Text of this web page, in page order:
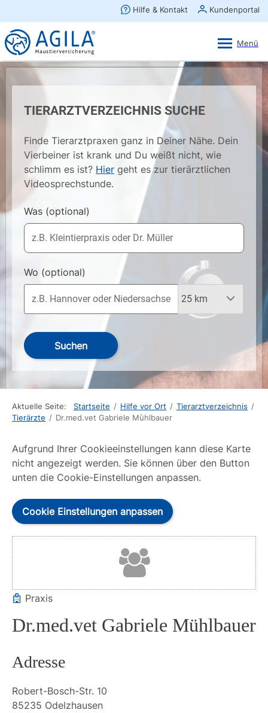
TIERARZTVERZEICHNIS SUCHE
Finde Tierarztpraxen ganz in Deiner Nähe. Dein
Vierbeiner ist krank und Du weißt nicht, wie
schlimm es ist? Hier geht es zur tierärztlichen
Videosprechstunde.
Was (optional)
Wo (optional)
Suchen
Aktuelle Seite: Startseite / Hilfe vor Ort / Tierarztverzeichnis /
Tierärzte / Dr.med.vet Gabriele Mühlbauer
Aufgrund Ihrer Cookieeinstellungen kann diese Karte
nicht angezeigt werden. Sie können über den Button
unten die Cookie-Einstellungen anpassen.
Cookie Einstellungen anpassen
Praxis
Dr.med.vet Gabriele Mühlbauer
Adresse
Robert-Bosch-Str. 10
85235 Odelzhausen
×
AGILA Kunden-App
Gratis - Im Play Store laden
Ansehen